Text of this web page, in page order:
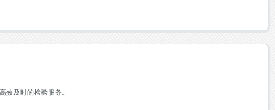
效及时的检验服务。